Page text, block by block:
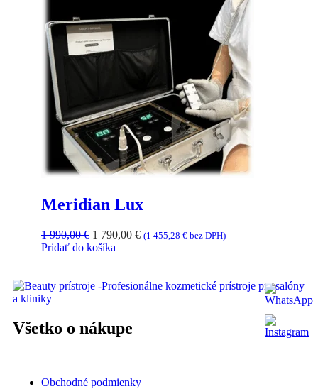
Meridian Lux
1 990,00€ 1 790,00 € (1 455,28 € bez DPH)
Pridať do košíka
Všetko o nákupe
Obchodné podmienky